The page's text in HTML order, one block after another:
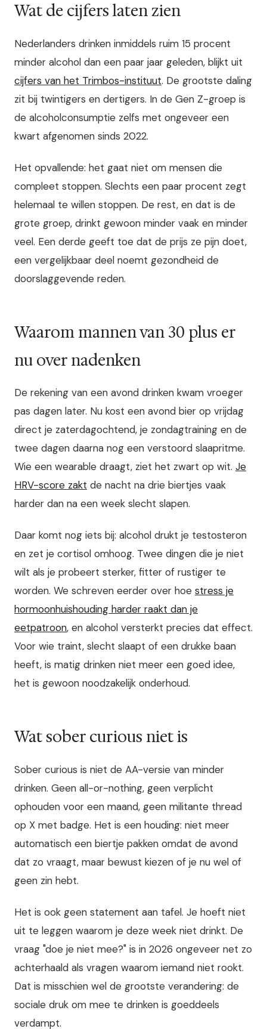
Wat de cijfers laten zien
Nederlanders drinken inmiddels ruim 15 procent
minder alcohol dan een paar jaar geleden, blijkt uit
cijfers van het Trimbos-instituut. De grootste daling
zit bij twintigers en dertigers. In de Gen Z-groep is
de alcoholconsumptie zelfs met ongeveer een
kwart afgenomen sinds 2022.
Het opvallende: het gaat niet om mensen die
compleet stoppen. Slechts een paar procent zegt
helemaal te willen stoppen. De rest, en dat is de
grote groep, drinkt gewoon minder vaak en minder
veel. Een derde geeft toe dat de prijs ze pijn doet,
een vergelijkbaar deel noemt gezondheid de
doorslaggevende reden.
Waarom mannen van 30 plus er
nu over nadenken
De rekening van een avond drinken kwam vroeger
pas dagen later. Nu kost een avond bier op vrijdag
direct je zaterdagochtend, je zondagtraining en de
twee dagen daarna nog een verstoord slaapritme.
Wie een wearable draagt, ziet het zwart op wit. Je
HRV-score zakt de nacht na drie biertjes vaak
harder dan na een week slecht slapen.
Daar komt nog iets bij: alcohol drukt je testosteron
en zet je cortisol omhoog. Twee dingen die je niet
wilt als je probeert sterker, fitter of rustiger te
worden. We schreven eerder over hoe stress je
hormoonhuishouding harder raakt dan je
eetpatroon, en alcohol versterkt precies dat effect.
Voor wie traint, slecht slaapt of een drukke baan
heeft, is matig drinken niet meer een goed idee,
het is gewoon noodzakelijk onderhoud.
Wat sober curious niet is
Sober curious is niet de AA-versie van minder
drinken. Geen all-or-nothing, geen verplicht
ophouden voor een maand, geen militante thread
op X met badge. Het is een houding: niet meer
automatisch een biertje pakken omdat de avond
dat zo vraagt, maar bewust kiezen of je nu wel of
geen zin hebt.
Het is ook geen statement aan tafel. Je hoeft niet
uit te leggen waarom je deze week niet drinkt. De
vraag "doe je niet mee?" is in 2026 ongeveer net zo
achterhaald als vragen waarom iemand niet rookt.
Dat is misschien wel de grootste verandering: de
sociale druk om mee te drinken is goeddeels
verdampt.